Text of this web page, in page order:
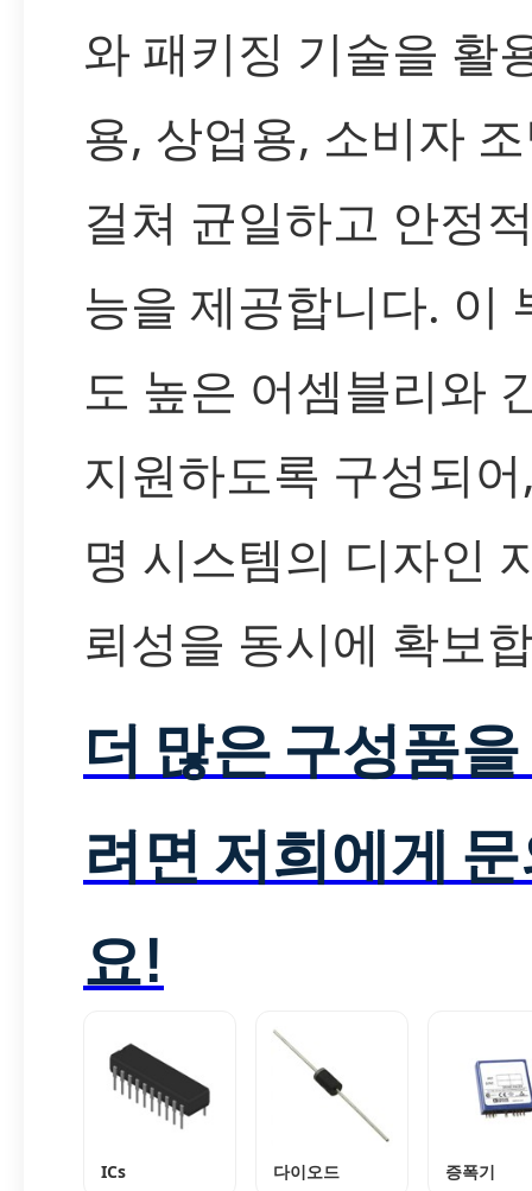
와 패키징 기술을 활
용, 상업용, 소비자
걸쳐 균일하고 안정
능을 제공합니다. 이
도 높은 어셈블리와
지원하도록 구성되
명 시스템의 디자인
뢰성을 동시에 확보
더 많은 구성품
려면 저희에게
요!
ICs 다이오드 증폭기